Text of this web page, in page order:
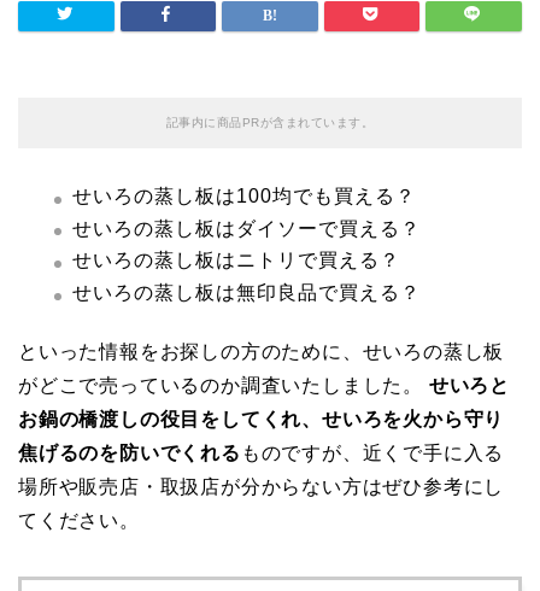
記事内に商品PRが含まれています。
せいろの蒸し板は100均でも買える？
せいろの蒸し板はダイソーで買える？
せいろの蒸し板はニトリで買える？
せいろの蒸し板は無印良品で買える？
といった情報をお探しの方のために、せいろの蒸し板
がどこで売っているのか調査いたしました。 せいろと
お鍋の橋渡しの役目をしてくれ、せいろを火から守り
焦げるのを防いでくれる ものですが、近くで手に入る
場所や販売店・取扱店が分からない方はぜひ参考にし
てください。